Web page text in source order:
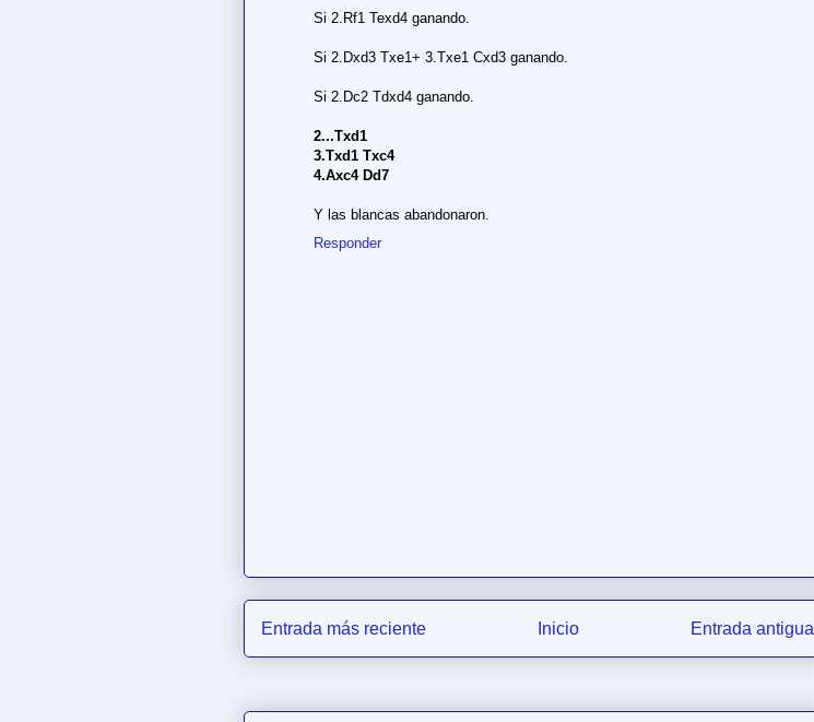
Si 2.Rf1 Texd4 ganando.
Si 2.Dxd3 Txe1+ 3.Txe1 Cxd3 ganando.
Si 2.Dc2 Tdxd4 ganando.
2...Txd1
3.Txd1 Txc4
4.Axc4 Dd7
Y las blancas abandonaron.
Responder
Entrada más reciente Entrada antigua
Inicio